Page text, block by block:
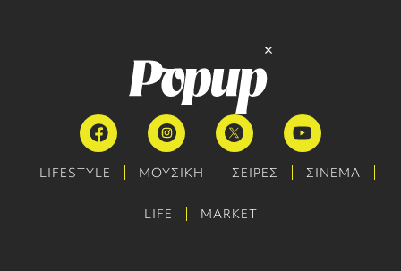
LIFESTYLE ΜΟΥΣΙΚΗ ΣΕΙΡΕΣ ΣΙΝΕΜΑ
LIFE MARKET